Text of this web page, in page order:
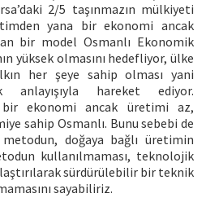
2/5 taşınmazın mülkiyeti
yana bir ekonomi ancak
bir model Osmanlı Ekonomik
yüksek olmasını hedefliyor, ülke
her şeye sahip olması yani
anlayışıyla hareket ediyor.
ekonomi ancak üretimi az,
sahip Osmanlı. Bunu sebebi de
doğaya bağlı üretimin
kullanılmaması, teknolojik
sürdürülebilir bir teknik
sayabiliriz.